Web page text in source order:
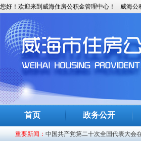
您好！欢迎来到威海住房公积金管理中心！ 威海公
首页 政务公开
重要新闻：
习近平：高举中国特色社会主义
习近平：始终坚持一切为了人民
中国共产党第二十次全国代表大会